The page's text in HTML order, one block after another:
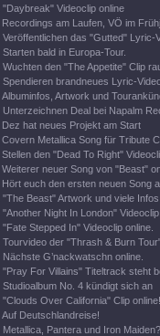
"Daybreak" Videoclip online
Recordings am Laufen, VÖ im
Veröffentlichen das "Gutted" Lyric-
Starten bald in Europa-Tour.
Wuchten den "The Appetite" Clip
Spendieren brandneues Lyric-
Albuminfos, Artwork und
Unterzeichnen Deal bei Napalm
Dez hat neues Projekt am Start
Covern Metallica Song für Tribute
Stellen den "Dead To Right"
Weiterer neuer Song von "Beast"
Hört euch den ersten neuen Song
"The Beast" Artwork und viele
"Another Night In London"
"Fate Stepped In" Videoclip online.
Tourvideo der "Thrash & Burn
Nächste G’nackwatschn online.
"Pray For Villains" Titeltrack steht
Studioalbum No. 4 kündigt sich an
"Clouds Over California" Clip online!
Auf Deutschlandreise!
Metallica, Pantera und Iron